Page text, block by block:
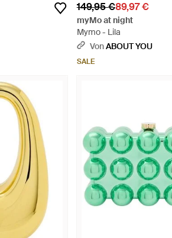
149,95 €89,97 €
myMo at night
Mymo - Lila
VonABOUT YOU
SALE